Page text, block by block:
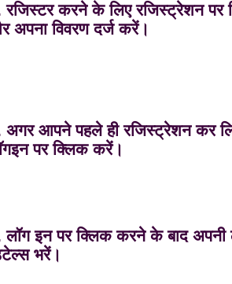
रजिस्टर करने के लिए रजिस्ट्रेशन पर
अपना विवरण दर्ज करें।
अगर आपने पहले ही रजिस्ट्रेशन कर
पर क्लिक करें।
लॉग इन पर क्लिक करने के बाद अपनी
भरें।